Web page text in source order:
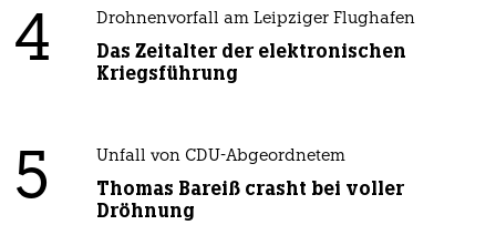
4 Drohnenvorfall am Leipziger Flughafen
Das Zeitalter der elektronischen
Kriegsführung
5 Unfall von CDU-Abgeordnetem
Thomas Bareiß crasht bei voller
Dröhnung